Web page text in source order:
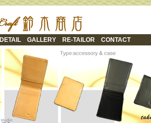
DETAIL GALLERY RE-TAILOR CONTACT